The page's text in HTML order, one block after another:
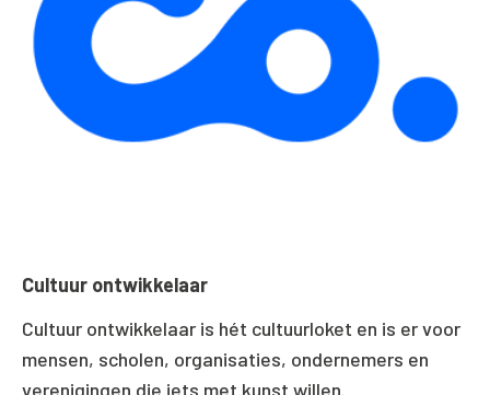
Cultuur ontwikkelaar
Cultuur ontwikkelaar is hét cultuurloket en is er voor
mensen, scholen, organisaties, ondernemers en
verenigingen die iets met kunst willen.